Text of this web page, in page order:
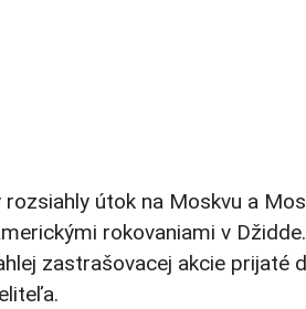
rozsiahly útok na Moskvu a
rokovaniami v
zastrašovacej akcie prijaté